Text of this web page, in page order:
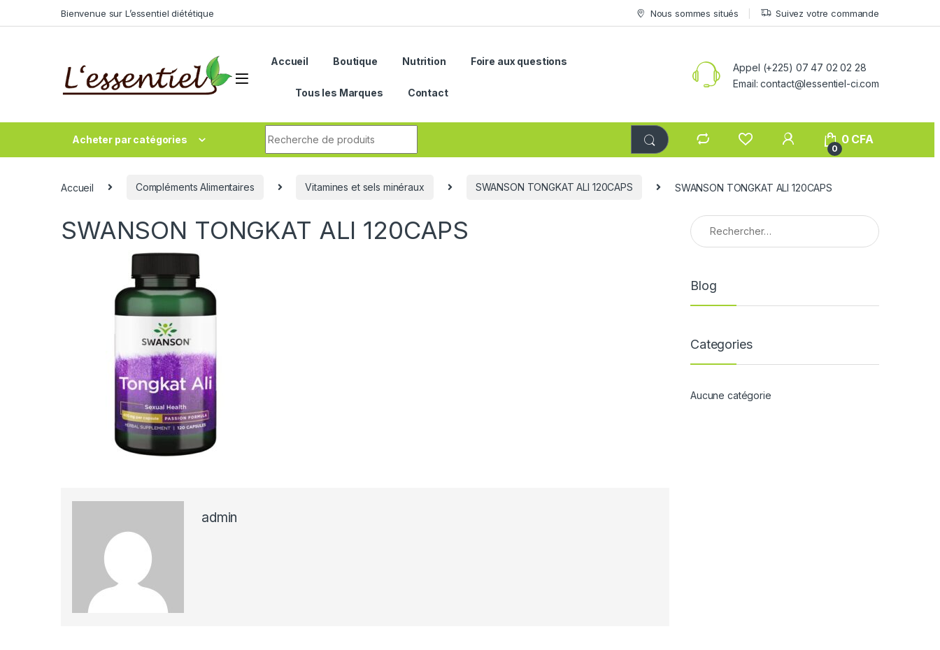
Bienvenue sur L’essentiel diététique Nous sommes situés Suivez votre commande
Accueil Boutique Nutrition Foire aux questions
Tous les Marques Contact
Appel (+225) 07 47 02 02 28
Email: contact@lessentiel-ci.com
Acheter par catégories
0
0 CFA
Accueil Compléments Alimentaires Vitamines et sels minéraux SWANSON TONGKAT ALI 120CAPS SWANSON TONGKAT ALI 120CAPS
SWANSON TONGKAT ALI 120CAPS
admin
Rechercher :
Blog
Categories
Aucune catégorie